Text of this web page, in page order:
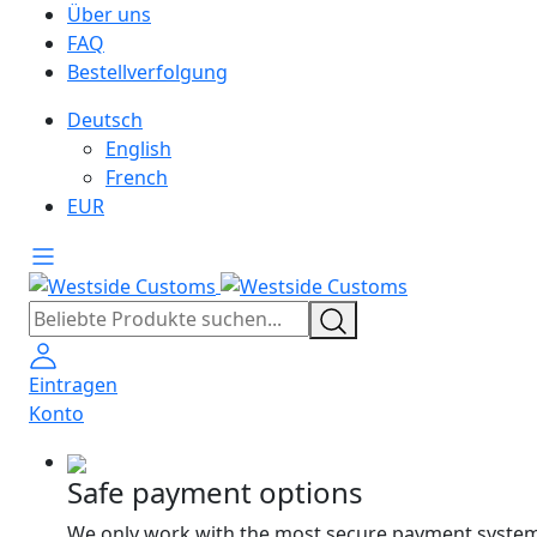
Über uns
FAQ
Bestellverfolgung
Deutsch
English
French
EUR
Eintragen
Konto
Safe payment options